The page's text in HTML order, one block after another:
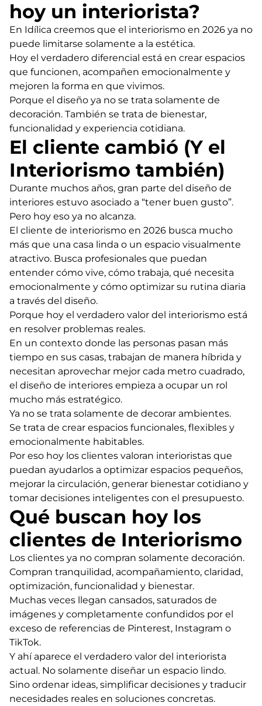
hoy un interiorista?
En Idílica creemos que el interiorismo en 2026 ya no
puede limitarse solamente a la estética.
Hoy el verdadero diferencial está en crear espacios
que funcionen, acompañen emocionalmente y
mejoren la forma en que vivimos.
Porque el diseño ya no se trata solamente de
decoración. También se trata de bienestar,
funcionalidad y experiencia cotidiana.
El cliente cambió (Y el
Interiorismo también)
Durante muchos años, gran parte del diseño de
interiores estuvo asociado a “tener buen gusto”.
Pero hoy eso ya no alcanza.
El cliente de interiorismo en 2026 busca mucho
más que una casa linda o un espacio visualmente
atractivo. Busca profesionales que puedan
entender cómo vive, cómo trabaja, qué necesita
emocionalmente y cómo optimizar su rutina diaria
a través del diseño.
Porque hoy el verdadero valor del interiorismo está
en resolver problemas reales.
En un contexto donde las personas pasan más
tiempo en sus casas, trabajan de manera híbrida y
necesitan aprovechar mejor cada metro cuadrado,
el diseño de interiores empieza a ocupar un rol
mucho más estratégico.
Ya no se trata solamente de decorar ambientes.
Se trata de crear espacios funcionales, flexibles y
emocionalmente habitables.
Por eso hoy los clientes valoran interioristas que
puedan ayudarlos a optimizar espacios pequeños,
mejorar la circulación, generar bienestar cotidiano y
tomar decisiones inteligentes con el presupuesto.
Qué buscan hoy los
clientes de Interiorismo
Los clientes ya no compran solamente decoración.
Compran tranquilidad, acompañamiento, claridad,
optimización, funcionalidad y bienestar.
Muchas veces llegan cansados, saturados de
imágenes y completamente confundidos por el
exceso de referencias de Pinterest, Instagram o
TikTok.
Y ahí aparece el verdadero valor del interiorista
actual. No solamente diseñar un espacio lindo.
Sino ordenar ideas, simplificar decisiones y traducir
necesidades reales en soluciones concretas.